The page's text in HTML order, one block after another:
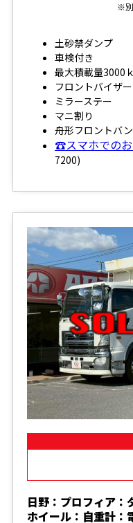
※別
土砂禁ダンプ
車検付き
最大積載量3000
フロントバイザー
ミラーステー
マニ割り
舟形フロントバ
☎スマホでの
7200)
日野：プロフィア
ホイール：自重計：